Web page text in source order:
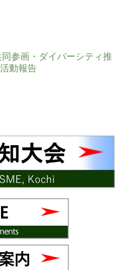
参画・ダイバーシティ推
動報告